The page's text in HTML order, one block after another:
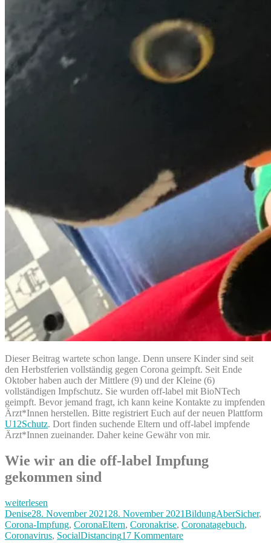
Dieser Beitrag wartete schon lange. Denn unsere Kinder sind seit
den Herbstferien vollständig gegen Corona geimpft. Seit Ende
Oktober haben auch der Mittlere (9) und der Kleine (6)
vollständigen Impfschutz. Sie wurden off-label mit BioNTech
geimpft. Bevor jemand fragt, ich kann keine Kontakte zu impfenden
Ärzt*Innen herstellen. Bitte registriert Euch auf der neuen Plattform
U12Schutz. Dort finden suchende Eltern und off-label impfende
Ärzt*Innen zueinander. Daher keine Gewähr von mir.
Wie wir an die off-label Impfung
gekommen sind
„Off-
label
geimpft!
Unsere
weiterlesen
Autor
DeniseVeröffentlicht
am
28. November 2021 28. November 2021Kategorien
BildungAberSicher,
Corona-Impfung, CoronaEltern, Coronakrise, Coronatagebuch,
Coronavirus, SocialDistancing17 Kommentarezu